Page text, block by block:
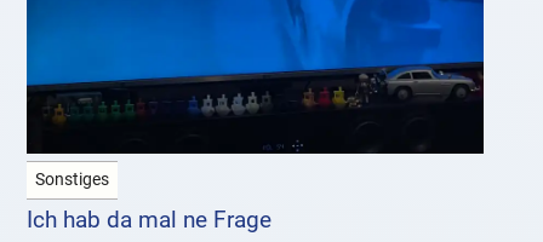
Sonstiges
Ich hab da mal ne Frage